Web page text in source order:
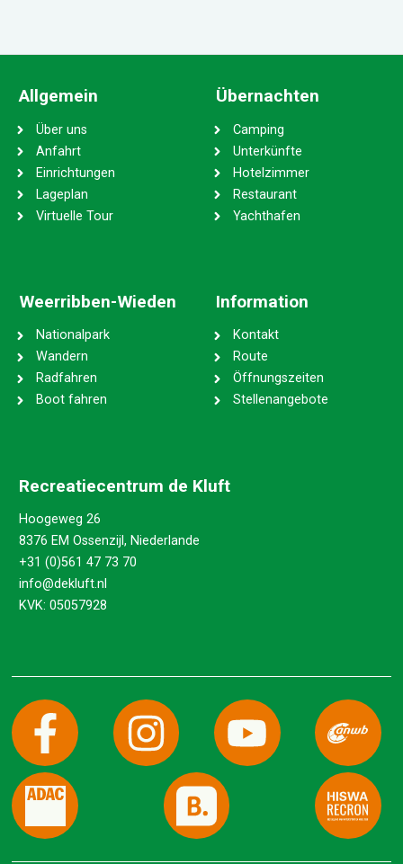
Allgemein
Über uns
Anfahrt
Einrichtungen
Lageplan
Virtuelle Tour
Übernachten
Camping
Unterkünfte
Hotelzimmer
Restaurant
Yachthafen
Weerribben-Wieden
Nationalpark
Wandern
Radfahren
Boot fahren
Information
Kontakt
Route
Öffnungszeiten
Stellenangebote
Recreatiecentrum de Kluft
Hoogeweg 26
8376 EM Ossenzijl, Niederlande
+31 (0)561 47 73 70
info@dekluft.nl
KVK: 05057928